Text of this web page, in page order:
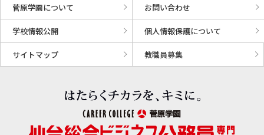
菅原学園について お問い合わせ
学校情報公開 個人情報保護について
サイトマップ 教職員募集